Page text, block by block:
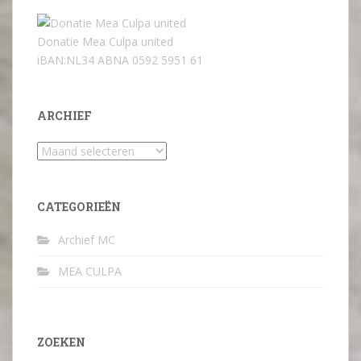
Donatie Mea Culpa united
iBAN:NL34 ABNA 0592 5951 61
ARCHIEF
Archief
CATEGORIEËN
Archief MC
MEA CULPA
ZOEKEN